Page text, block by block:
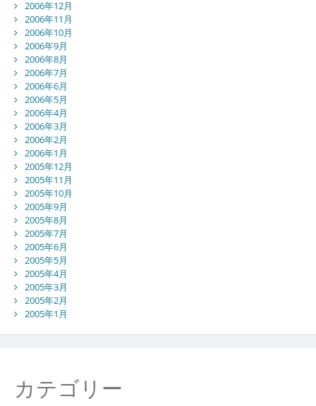
2006年12月
2006年11月
2006年10月
2006年9月
2006年8月
2006年7月
2006年6月
2006年5月
2006年4月
2006年3月
2006年2月
2006年1月
2005年12月
2005年11月
2005年10月
2005年9月
2005年8月
2005年7月
2005年6月
2005年5月
2005年4月
2005年3月
2005年2月
2005年1月
カテゴリー